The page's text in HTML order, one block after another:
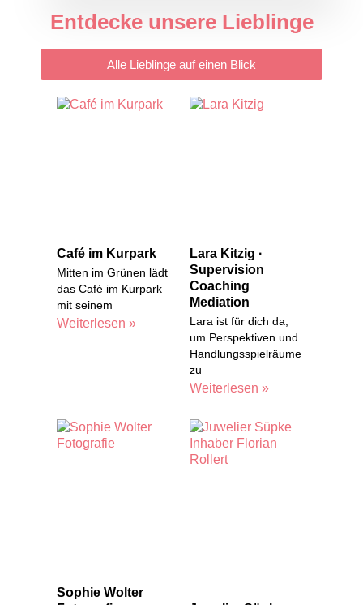
Entdecke unsere Lieblinge
Alle Lieblinge auf einen Blick
Café im Kurpark
Mitten im Grünen lädt
das Café im Kurpark
mit seinem
Weiterlesen »
Lara Kitzig ·
Supervision
Coaching
Mediation
Lara ist für dich da,
um Perspektiven und
Handlungsspielräume
zu
Weiterlesen »
Sophie Wolter